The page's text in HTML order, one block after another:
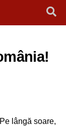
lângă soare,